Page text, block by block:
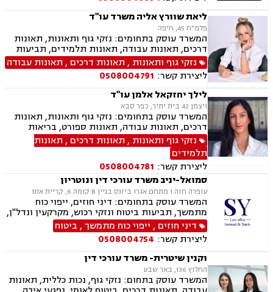
ליאת שוורץ אליה משרד עו"ד
פלמ"ח 45, חיפה
המשרד עוסק בתחומים: נזקי גוף ותאונות, תאונות
דרכים, תאונות עבודה, תאונות תלמידים, תביעות
ביטוח, תביעות ביטוח לאומי, ייפוי כוח מתמשך,
גישור.
נזקי גוף ותאונות , תאונות דרכים , תאונות עבודה
ליצירת קשר: 0508004791
לילך יחזקאל אלמן עו"ד
ויצמן 42 בית יתיר, כפר סבא
המשרד עוסק בתחומים: נזקי גוף ותאונות, תאונות
דרכים, תאונות עבודה, תאונות ספורט, בריאות
הנפש, אובדן כושר עבודה, תאונות תלמידים, תאונות
עקב רשלנות, ביטוח לאומי, ייפוי כוח מתמשך,
ירושות וצוואת
נזקי גוף ותאונות , תאונות דרכים , תאונות
תלמידים
ליצירת קשר: 0508004781
סמואל-יניב משרד עורכי דין ונוטריון
עופרה חזה 1 מתחם אגרו ביזנס בניין B קומה 6, קריית אונו
המשרד עוסק בתחומים: דיני חוזים, ייפוי כוח
מתמשך, תביעות ביטוח ונזקי רכוש, מקרקעין ונדל"ן,
תמ"א 38, לשון הרע, ירושות וצוואות, מושבים
וקיבוצים, קבוצות רכישה, ליקוי בניה, פינוי בינוי,
פינוי מושכר, עסקאות מכר דירה, מגרשים לבניה,
נחלות ומשקים במושבים, רשות מקרקעי ישראל,
העברה בין דורית, בן ממשיך, נזקי גוף ותאונות,
תאונות דרכים, תאונות עבודה, תאונות תלמידים,
אובדן כושר עבודה, תאונות עקב רשלנות.
דיני חוזים , ייפוי כוח מתמשך, ביטוח
ליצירת קשר: 0508004754
וקנין שיטרית- משרד עורכי דין
החלוץ 136, באר שבע
המשרד עוסק בתחום: נזקי גוף, נכות כללית, תאונות